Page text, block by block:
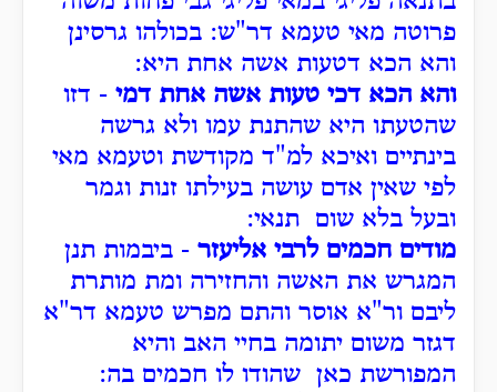
פרוטה מאי טעמא דר"ש: בכולהו גרסינן
והא הכא דטעות אשה אחת היא:
והא הכא דכי טעות אשה אחת דמי - דזו
שהטעתו היא שהתנת עמו ולא גרשה
בינתיים ואיכא למ"ד מקודשת וטעמא מאי
לפי שאין אדם עושה בעילתו זנות וגמר
ובעל בלא שום תנאי:
מודים חכמים לרבי אליעזר - ביבמות תנן
המגרש את האשה והחזירה ומת מותרת
ליבם ור"א אוסר והתם מפרש טעמא דר"א
דגזר משום יתומה בחיי האב והיא
המפורשת כאן שהודו לו חכמים בה: